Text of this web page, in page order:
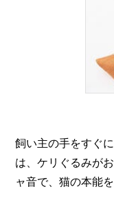
飼い主の手をすぐ
は、ケリぐるみが
ャ音で、猫の本能